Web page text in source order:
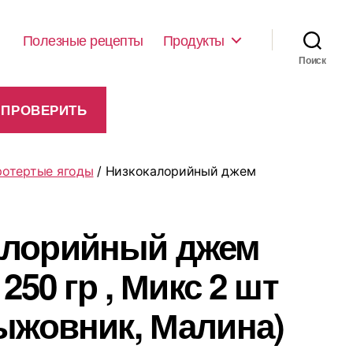
Полезные рецепты Продукты
Поиск
ягоды / Низкокалорийный джем
джем
гр , Микс 2 шт
Малина)